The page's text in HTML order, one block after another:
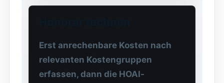
Erst anrechenbare Kosten nach
relevanten Kostengruppen
erfassen, dann die HOAI-